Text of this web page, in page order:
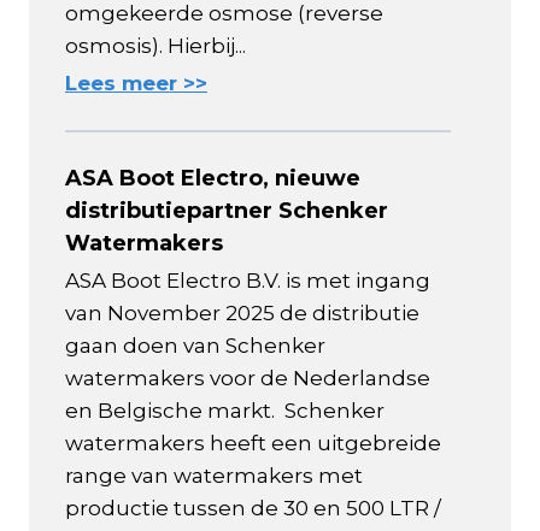
omgekeerde osmose (reverse
osmosis). Hierbij...
Lees meer >>
ASA Boot Electro, nieuwe
distributiepartner Schenker
Watermakers
ASA Boot Electro B.V. is met ingang
van November 2025 de distributie
gaan doen van Schenker
watermakers voor de Nederlandse
en Belgische markt. Schenker
watermakers heeft een uitgebreide
range van watermakers met
productie tussen de 30 en 500 LTR /